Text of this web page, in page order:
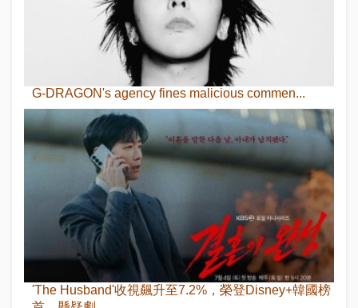
G-DRAGON's agency fines malicious commen...
'The Husband'收視飆升至7.2%，榮登Disney+韓國榜